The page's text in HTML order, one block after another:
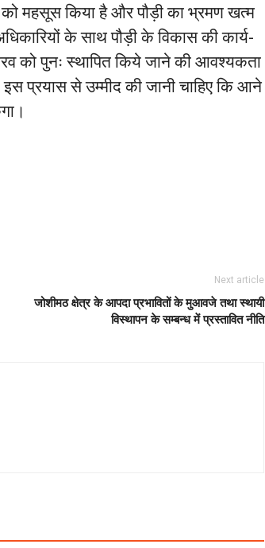
को महसूस किया है और पौड़ी का भ्रमण खत्म
के साथ पौड़ी के विकास की कार्य-
को पुनः स्थापित किये जाने की आवश्यकता
प्रयास से उम्मीद की जानी चाहिए कि आने
Next article
जोशीमठ क्षेत्र के आपदा प्रभावितों के मुआवजे तथा स्थायी
विस्थापन के सम्बन्ध में प्रस्तावित नीति